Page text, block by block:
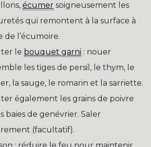
écumer soigneusement les
qui remontent à la surface à
de l’écumoire.
le bouquet garni : nouer
les tiges de persil, le thym, le
la sauge, le romarin et la sarriette.
également les grains de poivre
baies de genévrier. Saler
(facultatif).